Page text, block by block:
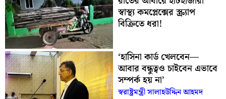
স্বাস্থ্য কমপ্লেক্সের স্ক্র্যাপ
বিক্রিতে ধরা!
‘হাসিনা কার্ড খেলবেন—
আবার বন্ধুত্বও চাইবেন এভাবে
সম্পর্ক হয় না’
স্বরাষ্ট্রমন্ত্রী সালাহউদ্দিন আহমদ